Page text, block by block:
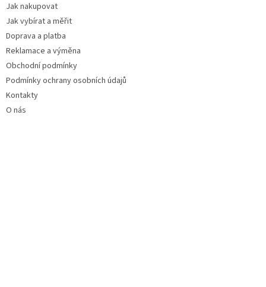
Jak nakupovat
Jak vybírat a měřit
Doprava a platba
Reklamace a výměna
Obchodní podmínky
Podmínky ochrany osobních údajů
Kontakty
O nás